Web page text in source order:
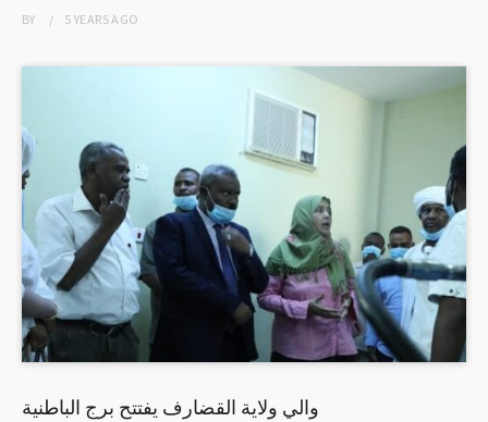
BY 5 YEARSAGO
والي ولاية القضارف يفتتح برج الباطنية